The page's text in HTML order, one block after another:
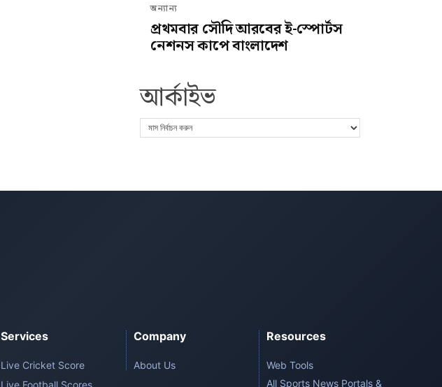
অন্যান্য
প্রথমবার সৌদি আরবের ই-স্পোর্টস
নেশনস কাপে বাংলাদেশ
আর্কাইভ
Services
Live Cricket Score
Live Football Scores
Company
About Us
Resources
Web Tools
All Sports News Portals &